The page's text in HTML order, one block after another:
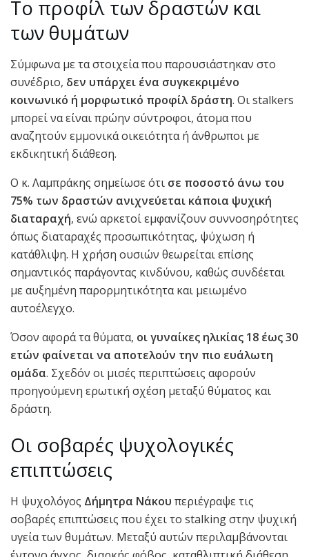
Το προφίλ των δραστών και
των θυμάτων
Σύμφωνα με τα στοιχεία που παρουσιάστηκαν στο
συνέδριο, δεν υπάρχει ένα συγκεκριμένο
κοινωνικό ή μορφωτικό προφίλ δράστη. Οι stalkers
μπορεί να είναι πρώην σύντροφοι, άτομα που
αναζητούν εμμονικά οικειότητα ή άνθρωποι με
εκδικητική διάθεση.
Ο κ. Λαμπράκης σημείωσε ότι σε ποσοστό άνω του
75% των δραστών ανιχνεύεται κάποια ψυχική
διαταραχή, ενώ αρκετοί εμφανίζουν συννοσηρότητες
όπως διαταραχές προσωπικότητας, ψύχωση ή
κατάθλιψη. Η χρήση ουσιών θεωρείται επίσης
σημαντικός παράγοντας κινδύνου, καθώς συνδέεται
με αυξημένη παρορμητικότητα και μειωμένο
αυτοέλεγχο.
Όσον αφορά τα θύματα, οι γυναίκες ηλικίας 18 έως 30
ετών φαίνεται να αποτελούν την πιο ευάλωτη
ομάδα. Σχεδόν οι μισές περιπτώσεις αφορούν
προηγούμενη ερωτική σχέση μεταξύ θύματος και
δράστη.
Οι σοβαρές ψυχολογικές
επιπτώσεις
Η ψυχολόγος Δήμητρα Νάκου περιέγραψε τις
σοβαρές επιπτώσεις που έχει το stalking στην ψυχική
υγεία των θυμάτων. Μεταξύ αυτών περιλαμβάνονται